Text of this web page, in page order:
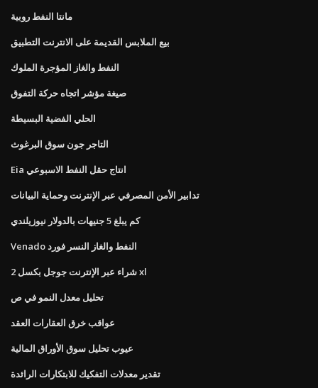
مانتا النفط روبية
بيع الملابس القديمة على الانترنت التطبيق
النفط والغاز المؤجرة الملوك
صيغة مؤشر اتجاه حركة التفوق
الحلي الفضية البسيطة
التاجر جون سوق البرغوث
Eia انتاج حقل النفط الاسبوعي
تدابير الأمن المصرفي عبر الإنترنت وحماية البيانات
كم يبلغ 5 جنيهات بالدولار نيوزيلندي
Venado النفط والغاز النسر فورد
شراء عبر الإنترنت جوجل بكسل 2 xl
تحليل معدل النمو في ص
عواقب خرق العقارات العقد
عيوب تحليل سوق الأوراق المالية
تقدير معدلات التفكيك للابتكارات الرائدة